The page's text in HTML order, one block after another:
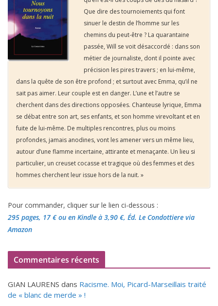
Que dire des tournoiements qui font
sinuer le destin de l’homme sur les
chemins du peut-être ? La quarantaine
passée, Will se voit désaccordé : dans son
métier de journaliste, dont il pointe avec
précision les pires travers ; en lui-même,
dans la quête de son être profond ; et surtout avec Emma, qu’il ne
sait pas aimer. Leur couple est en danger. L’une et l’autre se
cherchent dans des directions opposées. Chanteuse lyrique, Emma
se débat entre son art, ses enfants, et son homme virevoltant et en
fuite de lui-même. De multiples rencontres, plus ou moins
profondes, jamais anodines, vont les amener vers un même lieu,
autour d’une flamme incertaine, attirante et menaçante. Un lieu si
particulier, un creuset cocasse et tragique où des femmes et des
hommes cherchent leur issue hors de la nuit. »
Pour commander, cliquer sur le lien ci-dessous :
295 pages, 17 €ou en Kindle à 3,90 €, Éd. Le Condottiere via
Amazon
Commentaires récents
GIAN LAURENS dans Racisme. Moi, Picard-Marseillais traité
de « blanc de merde » !